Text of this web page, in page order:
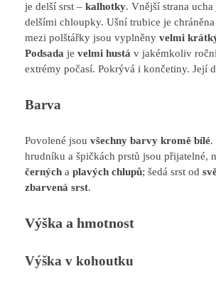
je delší srst – kalhotky. Vnější strana
delšími chloupky. Ušní trubice je
mezi polštářky jsou vyplněny velmi
Podsada je velmi hustá v jakémkoliv
extrémy počasí. Pokrývá i končetiny. Její
Barva
Povolené jsou všechny barvy kromě bílé.
hrudníku a špičkách prstů jsou přijatelné,
černých a plavých chlupů; šedá srst od
zbarvená srst.
Výška a hmotnost
Výška v kohoutku